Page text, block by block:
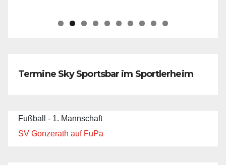
0
Termine Sky Sportsbar im Sportlerheim
Fußball - 1. Mannschaft
SV Gonzerath auf FuPa